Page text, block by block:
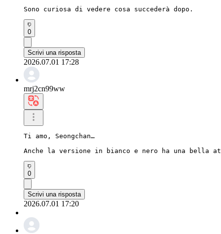
Sono curiosa di vedere cosa succederà dopo.
0
Scrivi una risposta
2026.07.01 17:28
mrj2cn99ww
Ti amo, Seongchan…
Anche la versione in bianco e nero ha una bella
0
Scrivi una risposta
2026.07.01 17:20